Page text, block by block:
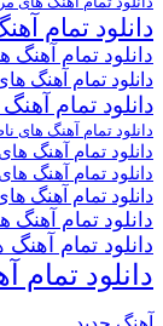
دانلود تمام
دانلود تمام
دانلود تمام آهنگ
دانلود تمام
دانلود تمام آهنگ های
دانلود تمام آهنگ
دانلود تمام آهنگ های
دانلود تمام آهنگ
دانلود تمام
دانلود تمام
دانلود